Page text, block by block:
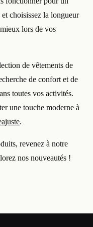
choisissez la longueur
lors de vos
de vêtements de
de confort et de
toutes vos activités.
une touche moderne à
.
revenez à notre
nos nouveautés !